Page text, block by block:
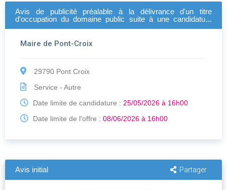
Avis de publicité préalable à la délivrance d'un titre
d'occupation du domaine public suite à une candidature
Maire de Pont-Croix
29790 Pont Croix
Service - Autre
Date limite de candidature : 25/05/2026 à 16h00
Date limite de l'offre : 08/06/2026 à 16h00
Avis initial Partager